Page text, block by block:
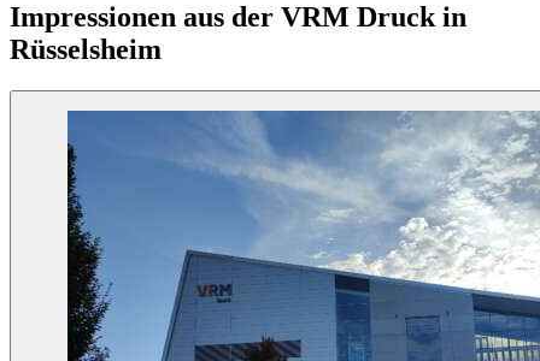
Impressionen aus der VRM Druck in
Rüsselsheim